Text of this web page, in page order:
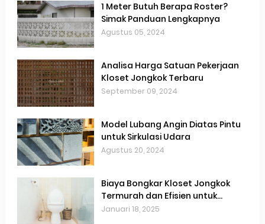
1 Meter Butuh Berapa Roster?
Simak Panduan Lengkapnya
Agustus 05, 2024
Analisa Harga Satuan Pekerjaan
Kloset Jongkok Terbaru
September 09, 2024
Model Lubang Angin Diatas Pintu
untuk Sirkulasi Udara
Agustus 20, 2024
Biaya Bongkar Kloset Jongkok
Termurah dan Efisien untuk
Renovasi Kamar Mandi
Januari 18, 2025